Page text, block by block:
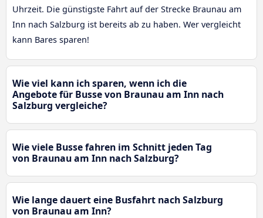
Uhrzeit. Die günstigste Fahrt auf der Strecke Braunau am
Inn nach Salzburg ist bereits ab zu haben. Wer vergleicht
kann Bares sparen!
Wie viel kann ich sparen, wenn ich die
Angebote für Busse von Braunau am Inn nach
Salzburg vergleiche?
Wie viele Busse fahren im Schnitt jeden Tag
von Braunau am Inn nach Salzburg?
Wie lange dauert eine Busfahrt nach Salzburg
von Braunau am Inn?